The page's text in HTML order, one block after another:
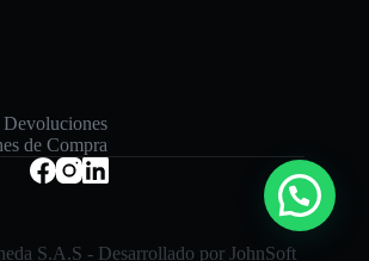
de Compra
S.A.S - Desarrollado por JohnSoft